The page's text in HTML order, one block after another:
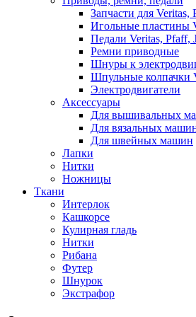
Запчасти для Veritas,
Игольные пластины
Педали Veritas, Pfaff,
Ремни приводные
Шнуры к
Шпульные колпачки
Электродвигатели
Аксессуары
Для вышивальных
Для вязальных
Для швейных машин
Лапки
Нитки
Ножницы
Ткани
Интерлок
Кашкорсе
Кулирная гладь
Нитки
Рибана
Футер
Шнурок
Экстрафор